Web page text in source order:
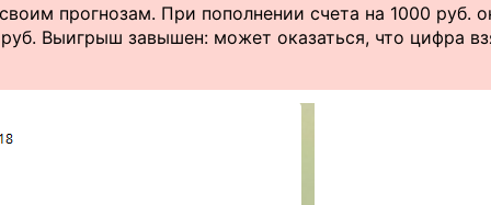
прогнозам. При пополнении счета на 1000 руб.
Выигрыш завышен: может оказаться, что цифра